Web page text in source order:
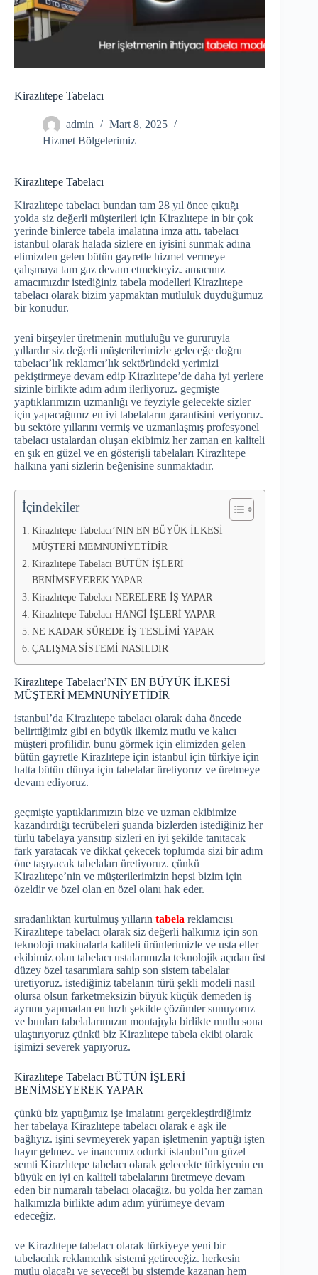
Kirazlıtepe Tabelacı
admin
Mart 8, 2025
Hizmet Bölgelerimiz
Kirazlıtepe Tabelacı
Kirazlıtepe tabelacı bundan tam 28 yıl önce çıktığı
yolda siz değerli müşterileri için Kirazlıtepe in bir çok
yerinde binlerce tabela imalatına imza attı. tabelacı
istanbul olarak halada sizlere en iyisini sunmak adına
elimizden gelen bütün gayretle hizmet vermeye
çalışmaya tam gaz devam etmekteyiz. amacınız
amacımızdır istediğiniz tabela modelleri Kirazlıtepe
tabelacı olarak bizim yapmaktan mutluluk duyduğumuz
bir konudur.
yeni birşeyler üretmenin mutluluğu ve gururuyla
yıllardır siz değerli müşterilerimizle geleceğe doğru
tabelacı’lık reklamcı’lık sektöründeki yerimizi
pekiştirmeye devam edip Kirazlıtepe’de daha iyi yerlere
sizinle birlikte adım adım ilerliyoruz. geçmişte
yaptıklarımızın uzmanlığı ve feyziyle gelecekte sizler
için yapacağımız en iyi tabelaların garantisini veriyoruz.
bu sektöre yıllarını vermiş ve uzmanlaşmış profesyonel
tabelacı ustalardan oluşan ekibimiz her zaman en kaliteli
en şık en güzel ve en gösterişli tabelaları Kirazlıtepe
halkına yani sizlerin beğenisine sunmaktadır.
İçindekiler
Kirazlıtepe Tabelacı’NIN EN BÜYÜK İLKESİ
MÜŞTERİ MEMNUNİYETİDİR
Kirazlıtepe Tabelacı BÜTÜN İŞLERİ
BENİMSEYEREK YAPAR
Kirazlıtepe Tabelacı NERELERE İŞ YAPAR
Kirazlıtepe Tabelacı HANGİ İŞLERİ YAPAR
NE KADAR SÜREDE İŞ TESLİMİ YAPAR
ÇALIŞMA SİSTEMİ NASILDIR
Kirazlıtepe Tabelacı’NIN EN BÜYÜK İLKESİ
MÜŞTERİ MEMNUNİYETİDİR
istanbul’da Kirazlıtepe tabelacı olarak daha öncede
belirttiğimiz gibi en büyük ilkemiz mutlu ve kalıcı
müşteri profilidir. bunu görmek için elimizden gelen
bütün gayretle Kirazlıtepe için istanbul için türkiye için
hatta bütün dünya için tabelalar üretiyoruz ve üretmeye
devam ediyoruz.
geçmişte yaptıklarımızın bize ve uzman ekibimize
kazandırdığı tecrübeleri şuanda bizlerden istediğiniz her
türlü tabelaya yansıtıp sizleri en iyi şekilde tanıtacak
fark yaratacak ve dikkat çekecek toplumda sizi bir adım
öne taşıyacak tabelaları üretiyoruz. çünkü
Kirazlıtepe’nin ve müşterilerimizin hepsi bizim için
özeldir ve özel olan en özel olanı hak eder.
sıradanlıktan kurtulmuş yılların tabela reklamcısı
Kirazlıtepe tabelacı olarak siz değerli halkımız için son
teknoloji makinalarla kaliteli ürünlerimizle ve usta eller
ekibimiz olan tabelacı ustalarımızla teknolojik açıdan üst
düzey özel tasarımlara sahip son sistem tabelalar
üretiyoruz. istediğiniz tabelanın türü şekli modeli nasıl
olursa olsun farketmeksizin büyük küçük demeden iş
ayrımı yapmadan en hızlı şekilde çözümler sunuyoruz
ve bunları tabelalarımızın montajıyla birlikte mutlu sona
ulaştırıyoruz çünkü biz Kirazlıtepe tabela ekibi olarak
işimizi severek yapıyoruz.
Kirazlıtepe Tabelacı BÜTÜN İŞLERİ
BENİMSEYEREK YAPAR
çünkü biz yaptığımız işe imalatını gerçekleştirdiğimiz
her tabelaya Kirazlıtepe tabelacı olarak e aşk ile
bağlıyız. işini sevmeyerek yapan işletmenin yaptığı işten
hayır gelmez. ve inancımız odurki istanbul’un güzel
semti Kirazlıtepe tabelacı olarak gelecekte türkiyenin en
büyük en iyi en kaliteli tabelalarını üretmeye devam
eden bir numaralı tabelacı olacağız. bu yolda her zaman
halkımızla birlikte adım adım yürümeye devam
edeceğiz.
ve Kirazlıtepe tabelacı olarak türkiyeye yeni bir
tabelacılık reklamcılık sistemi getireceğiz. herkesin
mutlu olacağı ve seveceği bu sistemde kazanan hem